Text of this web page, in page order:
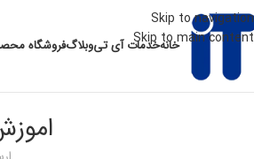
Skip to navigation
Skip to main content
خانهخدمات آی تیوبلاگفروشگاه